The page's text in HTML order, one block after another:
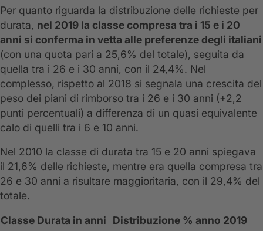
Per quanto riguarda la distribuzione delle richieste per
durata, nel 2019 la classe compresa tra i 15 e i 20
anni si conferma in vetta alle preferenze degli italiani
(con una quota pari a 25,6% del totale), seguita da
quella tra i 26 e i 30 anni, con il 24,4%. Nel
complesso, rispetto al 2018 si segnala una crescita del
peso dei piani di rimborso tra i 26 e i 30 anni (+2,2
punti percentuali) a differenza di un quasi equivalente
calo di quelli tra i 6 e 10 anni.
Nel 2010 la classe di durata tra 15 e 20 anni spiegava
il 21,6% delle richieste, mentre era quella compresa tra
26 e 30 anni a risultare maggioritaria, con il 29,4% del
totale.
Classe Durata in anni
Distribuzione % anno 2019